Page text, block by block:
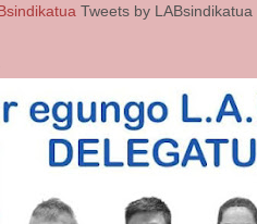
Tweets by LABsindikatua